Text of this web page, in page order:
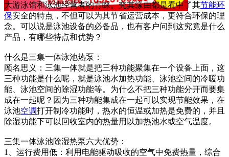
大游泳馆和泳池经营者的青睐。究其缘由都是看中了其节能环
保安全的特点，不但可以为其节省运营成本，更符合环保的理
念。可以说是泳池设备的必备品，也有客户问到这究竟是什么
产品，有哪些特点和优势？
什么是三集一体泳池热泵：
顾名思义：三集一体就是把三种功能聚集在一个设备上面，这
三种功能是什么呢，就是泳池水加热功能、泳池空间的冷暖功
能、泳池空间的除湿功能等。为什么不把三种功能分开而要集
成在一起呢？因为三种功能集成在一起可以实现节能效果，在
泳池空调打开制冷功能时，热水的恒温或加热是免费的，并且
除湿功能下可以回收室内的热量用以加热池水或空气温度。
三集一体泳池除湿热泵六大优势：
1、运行费用低：利用电能驱动吸收的空气中免费热量，综合